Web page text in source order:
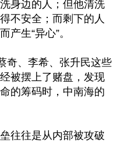
身边的人；但他清洗
不安全；而剩下的人
产生“异心”。
奇、李希、张升民这些
被摆上了赌盘，发现
的筹码时，中南海的
往往是从内部被攻破